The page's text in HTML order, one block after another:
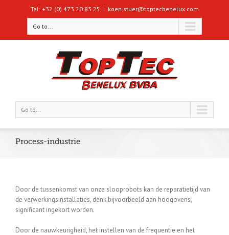
Tel: +32 (0) 473 20 83 25 | koen.stuer@toptecbenelux.com
Go to...
Go to...
Process-industrie
Door de tussenkomst van onze slooprobots kan de reparatietijd van
de verwerkingsinstallaties, denk bijvoorbeeld aan hoogovens,
significant ingekort worden.
Door de nauwkeurigheid, het instellen van de frequentie en het